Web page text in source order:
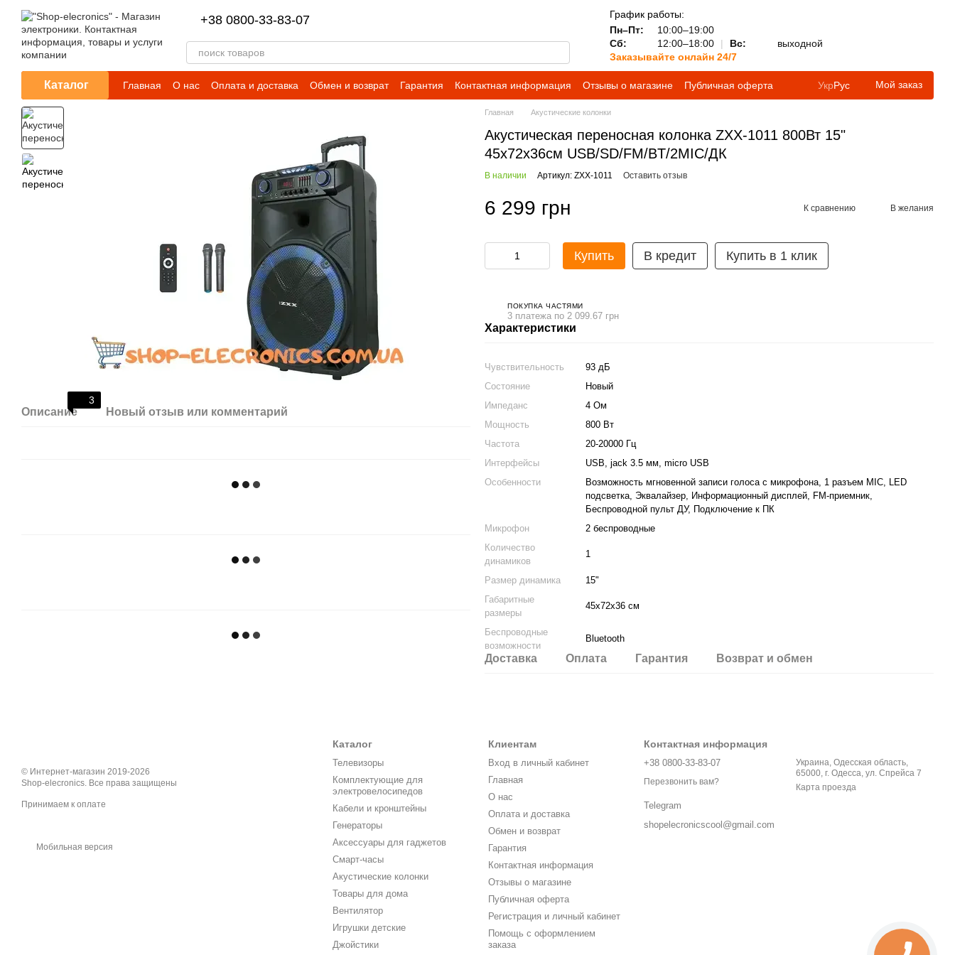
Перейти к основному контенту
+38 0800-33-83-07
График работы:
Пн–Пт:
10:00–19:00
Сб:
12:00–18:00 | Вс:
выходной
Заказывайте онлайн 24/7
Каталог Главная О нас Оплата и доставка Обмен и возврат Гарантия Контактная информация Отзывы о магазине
Публичная оферта
Регистрация и личный кабинет
Помощь с оформлением заказа FAQ — частые вопросы
УкрРус Мой заказ
3
Описание Новый отзыв или комментарий
Главная Акустические колонки
Акустическая переносная колонка ZXX-1011 800Вт 15"
45х72х36см USB/SD/FM/BT/2MIC/ДК
В наличии Артикул: ZXX-1011 Оставить отзыв
6 299 грн К сравнению В желания
Купить В кредит Купить в 1 клик
ПОКУПКА ЧАСТЯМИ
3 платежа по 2 099.67 грн
Характеристики
Чувствительность
93 дБ
Состояние
Новый
Импеданс
4 Ом
Мощность
800 Вт
Частота
20-20000 Гц
Интерфейсы
USB, jack 3.5 мм, micro USB
Особенности
Возможность мгновенной записи голоса с микрофона, 1 разъем MIC, LED
подсветка, Эквалайзер, Информационный дисплей, FM-приемник,
Беспроводной пульт ДУ, Подключение к ПК
Микрофон
2 беспроводные
Количество
динамиков
1
Размер динамика
15"
Габаритные
размеры
45х72х36 см
Беспроводные
возможности
Bluetooth
Доставка Оплата Гарантия Возврат и обмен
© Интернет-магазин 2019-2026
Shop-elecronics. Все права защищены
Принимаем к оплате
Мобильная версия
Каталог
Телевизоры
Комплектующие для
электровелосипедов
Кабели и кронштейны
Генераторы
Аксессуары для гаджетов
Смарт-часы
Акустические колонки
Товары для дома
Вентилятор
Игрушки детские
Джойстики
Клиентам
Вход в личный кабинет
Главная
О нас
Оплата и доставка
Обмен и возврат
Гарантия
Контактная информация
Отзывы о магазине
Публичная оферта
Регистрация и личный кабинет
Помощь с оформлением
заказа
Контактная информация
+38 0800-33-83-07
Перезвонить вам?
Telegram
shopelecronicscool@gmail.com
Украина, Одесская область,
65000, г. Одесса, ул. Спрейса 7
Карта проезда